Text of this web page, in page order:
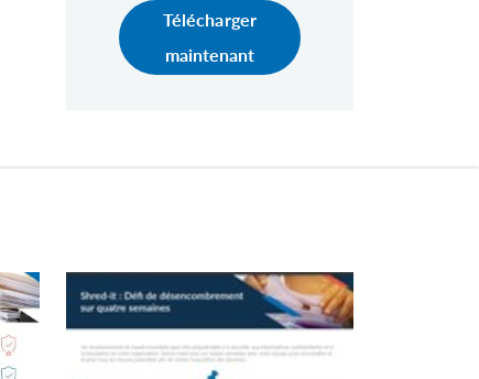
Télécharger
maintenant